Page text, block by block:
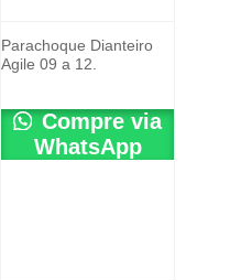
Parachoque Dianteiro
Agile 09 a 12.
Compre via
WhatsApp